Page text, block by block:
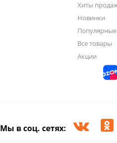
Хиты
Новинки
Все товары
Акции
Мы в соц. сетях: